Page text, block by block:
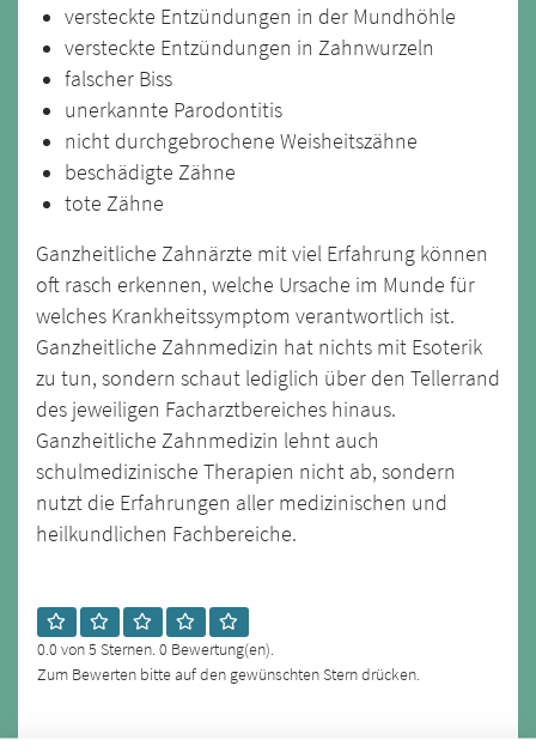
versteckte Entzündungen in der Mundhöhle
versteckte Entzündungen in Zahnwurzeln
falscher Biss
unerkannte Parodontitis
nicht durchgebrochene Weisheitszähne
beschädigte Zähne
tote Zähne
Ganzheitliche Zahnärzte mit viel Erfahrung können
oft rasch erkennen, welche Ursache im Munde für
welches Krankheitssymptom verantwortlich ist.
Ganzheitliche Zahnmedizin hat nichts mit Esoterik
zu tun, sondern schaut lediglich über den Tellerrand
des jeweiligen Facharztbereiches hinaus.
Ganzheitliche Zahnmedizin lehnt auch
schulmedizinische Therapien nicht ab, sondern
nutzt die Erfahrungen aller medizinischen und
heilkundlichen Fachbereiche.
0.0 von 5 Sternen. 0 Bewertung(en).
Zum Bewerten bitte auf den gewünschten Stern drücken.